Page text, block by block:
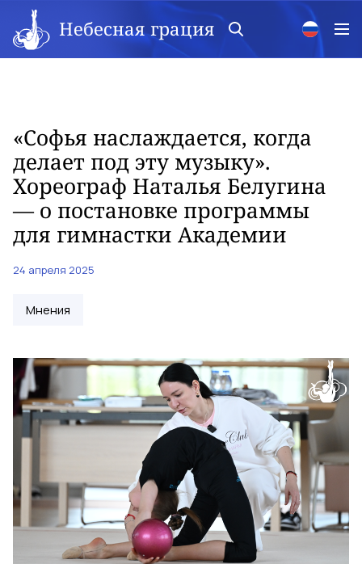
Небесная грация
«Софья наслаждается, когда
делает под эту музыку».
Хореограф Наталья Белугина
— о постановке программы
для гимнастки Академии
24 апреля 2025
Мнения